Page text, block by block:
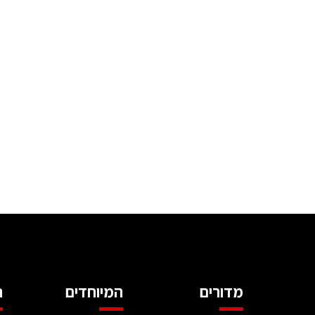
מדורים המיוחדים